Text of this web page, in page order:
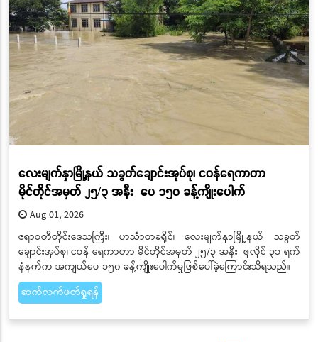
လေးမျက်နှာမြို့နယ် သခွတ်ချောင်းအုပ်စု၊ ငဝန်ရေကာတာ
မိုင်တိုင်အမှတ် ၂၅/၃ အနီး ပေ ၁၅၀ ခန့်ကျိုးပေါက်
Aug 01, 2026
ဧရာဝတီတိုင်းဒေသကြီး၊ ဟင်္သာတခရိုင်၊ လေးမျက်နှာမြို့နယ် သခွတ်
ချောင်းအုပ်စု၊ ငဝန် ရေကာတာ မိုင်တိုင်အမှတ် ၂၅/၃ အနီး ဇူလိုင် ၃၁ ရက်
နံနက်က အကျယ်ပေ ၁၅၀ ခန့်ကျိုးပေါက်မှုဖြစ်ပေါ်ခဲ့ကြောင်းသိရသည်။
ဆက်လက်ဖတ်ရှုရန်